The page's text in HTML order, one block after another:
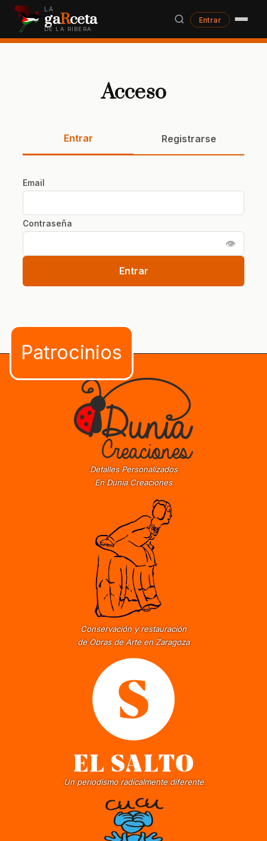
LA
gaRceta
DE LA RIBERA
Entrar
Acceso
Entrar Registrarse
Email
Contraseña
👁
Entrar
Detalles Personalizados
En Dunia Creaciones
Conservación y restauración
de Obras de Arte en Zaragoza
Un periodismo radicalmente diferente